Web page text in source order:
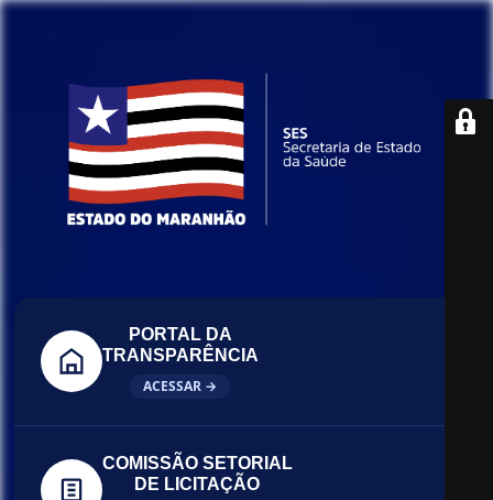
PORTAL DA
TRANSPARÊNCIA
ACESSAR →
COMISSÃO SETORIAL
DE LICITAÇÃO